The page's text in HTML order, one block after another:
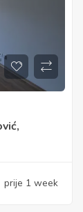
prije 1 week